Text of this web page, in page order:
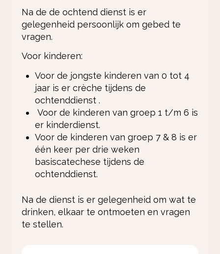
Na de de ochtend dienst is er
gelegenheid persoonlijk om gebed te
vragen.
Voor kinderen:
Voor de jongste kinderen van 0 tot 4
jaar is er crèche tijdens de
ochtenddienst .
Voor de kinderen van groep 1 t/m 6 is
er kinderdienst.
Voor de kinderen van groep 7 & 8 is er
één keer per drie weken
basiscatechese tijdens de
ochtenddienst.
Na de dienst is er gelegenheid om wat te
drinken, elkaar te ontmoeten en vragen
te stellen.